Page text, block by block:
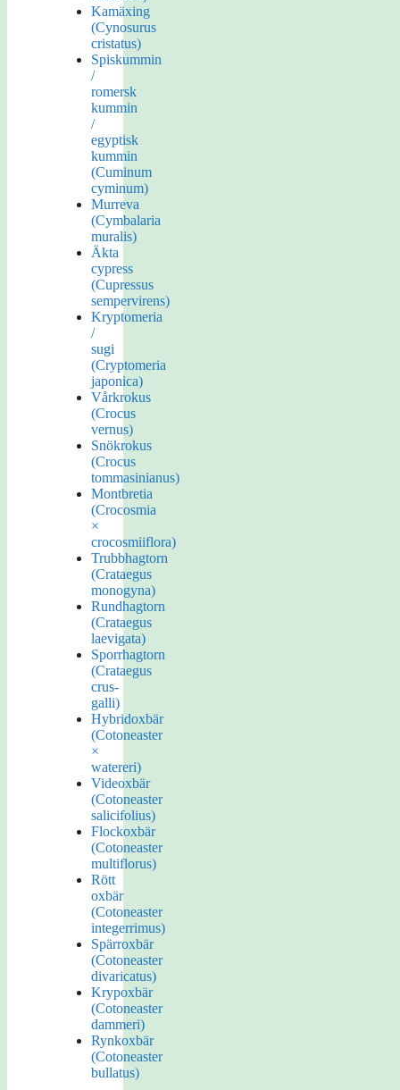
Kamäxing
(Cynosurus
cristatus)
Spiskummin
/
romersk
kummin
/
egyptisk
kummin
(Cuminum
cyminum)
Murreva
(Cymbalaria
muralis)
Äkta
cypress
(Cupressus
sempervirens)
Kryptomeria
/
sugi
(Cryptomeria
japonica)
Vårkrokus
(Crocus
vernus)
Snökrokus
(Crocus
tommasinianus)
Montbretia
(Crocosmia
×
crocosmiiflora)
Trubbhagtorn
(Crataegus
monogyna)
Rundhagtorn
(Crataegus
laevigata)
Sporrhagtorn
(Crataegus
crus-
galli)
Hybridoxbär
(Cotoneaster
×
watereri)
Videoxbär
(Cotoneaster
salicifolius)
Flockoxbär
(Cotoneaster
multiflorus)
Rött
oxbär
(Cotoneaster
integerrimus)
Spärroxbär
(Cotoneaster
divaricatus)
Krypoxbär
(Cotoneaster
dammeri)
Rynkoxbär
(Cotoneaster
bullatus)